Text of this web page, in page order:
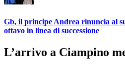
Gb, il principe Andrea rinuncia al
ottavo in linea di successione
L’arrivo a Ciampino